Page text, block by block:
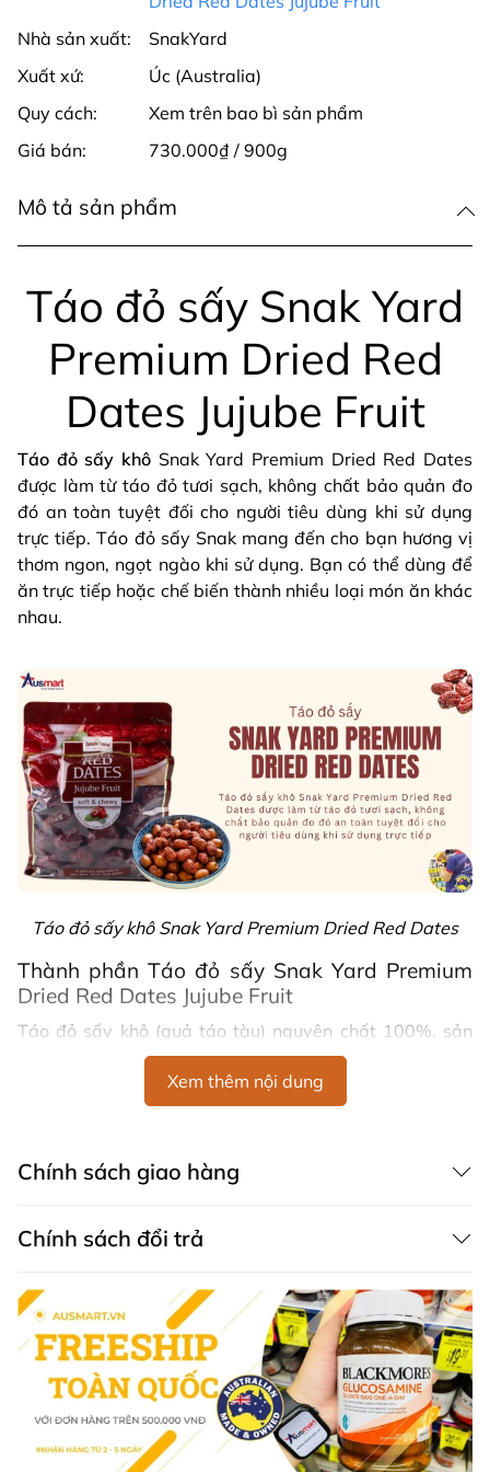
Nhà sản xuất:
SnakYard
Xuất xứ:
Úc (Australia)
Quy cách:
Xem trên bao bì sản phẩm
Giá bán:
730.000₫ / 900g
Mô tả sản phẩm
Táo đỏ sấy Snak Yard
Premium Dried Red
Dates Jujube Fruit
Táo đỏ sấy khô Snak Yard Premium Dried Red Dates
được làm từ táo đỏ tươi sạch, không chất bảo quản đo
đó an toàn tuyệt đối cho người tiêu dùng khi sử dụng
trực tiếp. Táo đỏ sấy Snak mang đến cho bạn hương vị
thơm ngon, ngọt ngào khi sử dụng. Bạn có thể dùng để
ăn trực tiếp hoặc chế biến thành nhiều loại món ăn khác
nhau.
Táo đỏ sấy khô Snak Yard Premium Dried Red Dates
Thành phần Táo đỏ sấy Snak Yard Premium
Dried Red Dates Jujube Fruit
Táo đỏ sấy khô (quả táo tàu) nguyên chất 100%, sản
phẩm không chứa chất bảo quản hay bất kỳ chất phụ
Bổ sung dinh dưỡng thiết yếu
các khoáng chất tốt cho sức khỏe như kali, sắt, dồi
Hỗ trợ tiêu hóa: Hàm lượng chất xơ cao trong táo
đỏ giúp thúc đẩy hệ tiêu hóa khỏe mạnh, ngăn
ngừa táo bón và cải thiện chức năng đường ruột.
Tăng cường hệ miễn dịch: Táo đỏ sấy khô Snak
Yard Premium Dried Red Dates Jujube Fruit có
chứa các chất chống oxy hóa tự nhiên giúp bảo vệ
Xem thêm nội dung
Chính sách giao hàng
Chính sách đổi trả